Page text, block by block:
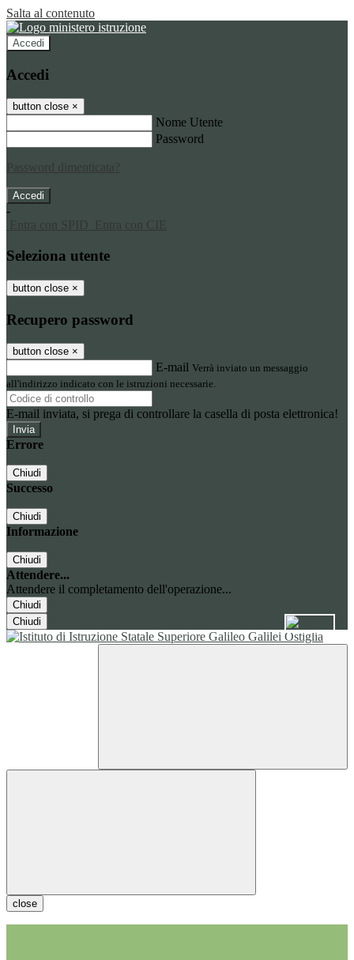
Salta al contenuto
Accedi
Accedi
button close ×
Nome Utente
Password
Password dimenticata?
-
Entra con SPID
Entra con CIE
Seleziona utente
button close ×
Recupero password
button close ×
E-mail Verrà inviato un messaggio
all'indirizzo indicato con le istruzioni necessarie.
E-mail inviata, si prega di controllare la casella di posta elettronica!
Errore
Chiudi
Successo
Chiudi
Informazione
Chiudi
Attendere...
Attendere il completamento dell'operazione...
Chiudi
Chiudi
close